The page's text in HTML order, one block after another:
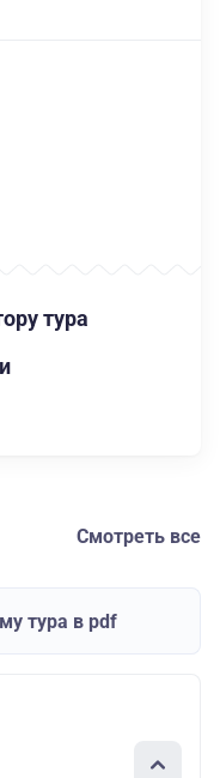
тура
Смотреть все
тура в pdf